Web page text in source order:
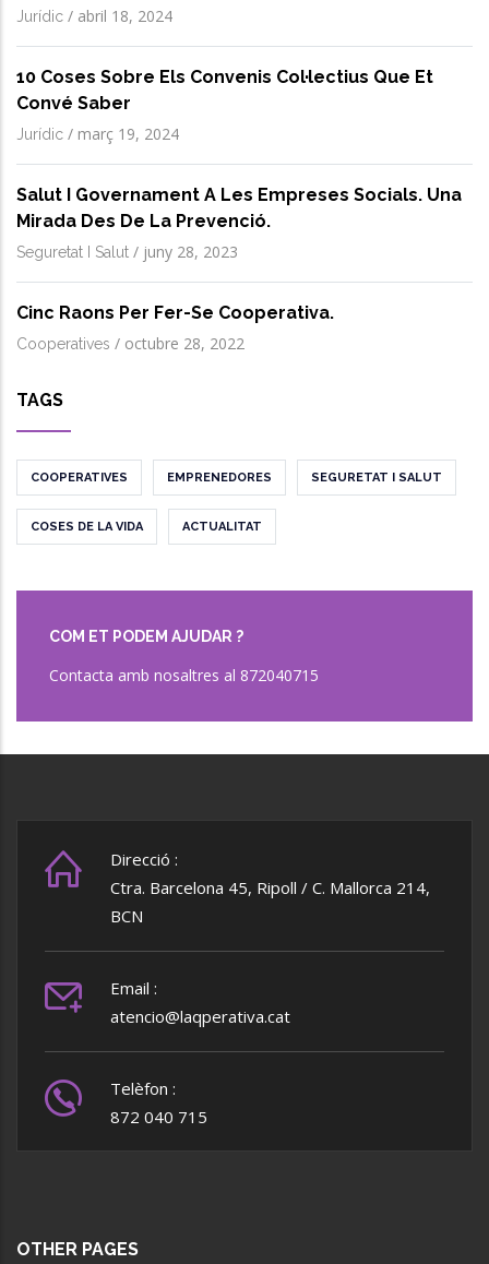
Jurídic / abril 18, 2024
10 Coses Sobre Els Convenis Col·lectius Que Et
Convé Saber
Jurídic / març 19, 2024
Salut I Governament A Les Empreses Socials. Una
Mirada Des De La Prevenció.
Seguretat I Salut / juny 28, 2023
Cinc Raons Per Fer-Se Cooperativa.
Cooperatives / octubre 28, 2022
TAGS
COOPERATIVES EMPRENEDORES SEGURETAT I SALUT
COSES DE LA VIDA ACTUALITAT
COM ET PODEM AJUDAR ?
Contacta amb nosaltres al 872040715
Direcció :
Ctra. Barcelona 45, Ripoll / C. Mallorca 214,
BCN
Email :
atencio@laqperativa.cat
Telèfon :
872 040 715
OTHER PAGES